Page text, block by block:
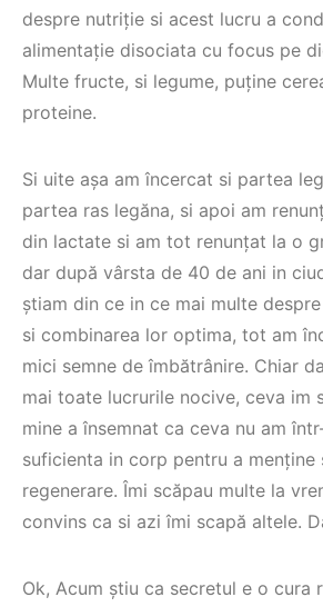
despre nutriție si acest lucru a
alimentație disociata cu focus pe
Multe fructe, si legume, puține
proteine.
Si uite așa am încercat si partea
partea ras legăna, si apoi am
din lactate si am tot renunțat la o
dar după vârsta de 40 de ani in
știam din ce in ce mai multe
si combinarea lor optima, tot am
mici semne de îmbătrânire. Chiar
mai toate lucrurile nocive, ceva im
mine a însemnat ca ceva nu am
suficienta in corp pentru a menține
regenerare. Îmi scăpau multe la
convins ca si azi îmi scapă altele.
Ok, Acum știu ca secretul e o cura